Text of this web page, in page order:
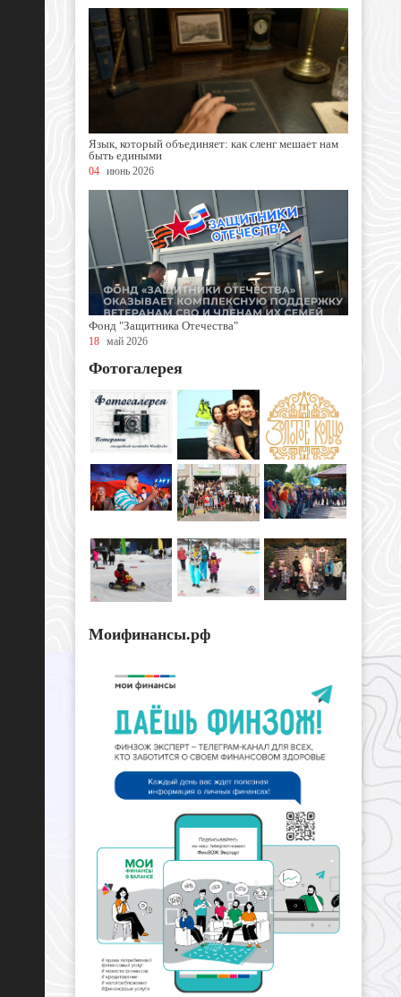
Язык, который объединяет: как сленг мешает нам
быть едиными
04 июнь 2026
Фонд "Защитника Отечества"
18 май 2026
Фотогалерея
Моифинансы.рф